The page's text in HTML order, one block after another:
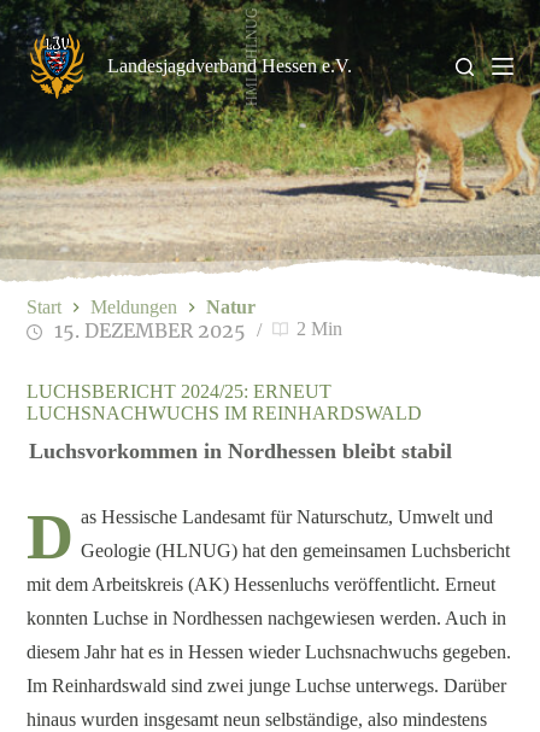
Zum
Inhalt
springen
Landesjagdverband Hessen e.V.
HMLU/HLNUG
LUCHSBERICHT 2024/25: ERNEUT
LUCHSNACHWUCHS IM REINHARDSWALD
15. DEZEMBER 2025 2 Min
Start Meldungen Natur
Luchsvorkommen in Nordhessen bleibt stabil
D as Hessische Landesamt für Naturschutz, Umwelt und
Geologie (HLNUG) hat den gemeinsamen Luchsbericht
mit dem Arbeitskreis (AK) Hessenluchs veröffentlicht. Erneut
konnten Luchse in Nordhessen nachgewiesen werden. Auch in
diesem Jahr hat es in Hessen wieder Luchsnachwuchs gegeben.
Im Reinhardswald sind zwei junge Luchse unterwegs. Darüber
hinaus wurden insgesamt neun selbständige, also mindestens